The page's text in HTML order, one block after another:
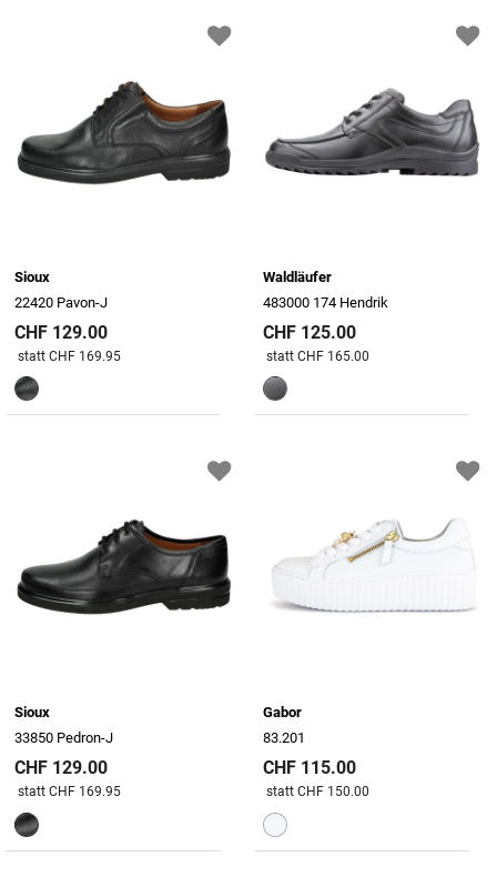
Sioux
22420 Pavon-J
CHF 129.00
Preis reduziert von
statt CHF 169.95An
Waldläufer
483000 174 Hendrik
CHF 125.00
Preis reduziert von
statt CHF 165.00
Sioux
33850 Pedron-J
CHF 129.00
Preis reduziert von
statt CHF 169.95An
Gabor
83.201
CHF 115.00
Preis reduziert von
statt CHF 150.00